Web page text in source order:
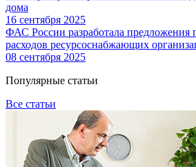
дома
16 сентября 2025
ФАС России разработала предложения
расходов ресурсоснабжающих
08 сентября 2025
Популярные статьи
Все статьи